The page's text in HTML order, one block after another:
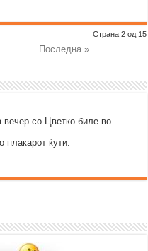
Страна 2 од 15
...
Последна »
вечер со Цветко биле во
ќути.